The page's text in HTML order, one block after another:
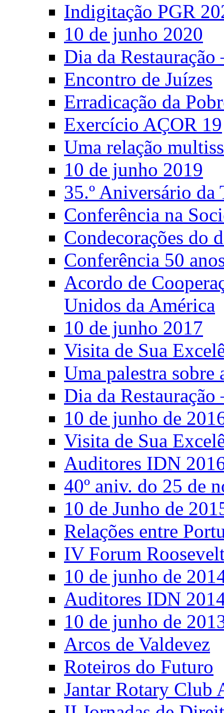
Indigitação PGR
10 de junho 2020
Dia da
Encontro de Juízes
Erradicação da
Exercício AÇOR 19
Uma relação
10 de junho 2019
35.º Aniversário
Conferência na
Condecorações do
Conferência 50
Acordo de
Unidos da América
10 de junho 2017
Visita de Sua
Uma palestra sobre
Dia da Restauração
10 de junho de
Visita de Sua
Auditores IDN
40º aniv. do 25 de
10 de Junho de
Relações entre
IV Forum
10 de junho de
Auditores IDN
10 de junho de
Arcos de Valdevez
Roteiros do Futuro
Jantar Rotary Club